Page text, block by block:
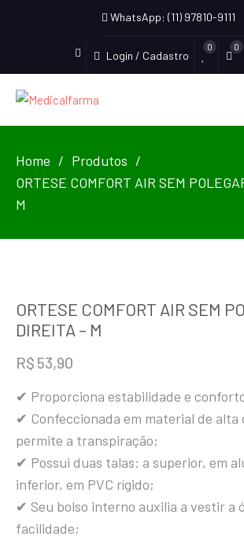
WhatsApp: (11) 97810-9111
Login / Cadastro
0 0
Home
Produtos
ORTESE COMFORT AIR SEM
M
ORTESE COMFORT AIR SEM
DIREITA – M
R$53,90
✔ Proporciona estabilidade e
✔ Confeccionada em material de alta
permite a transpiração;
✔ Possui duas talas: a superior, em
inferior, em PVC rígido;
✔ Seu bolso interno auxilia a vestir a
facilidade;